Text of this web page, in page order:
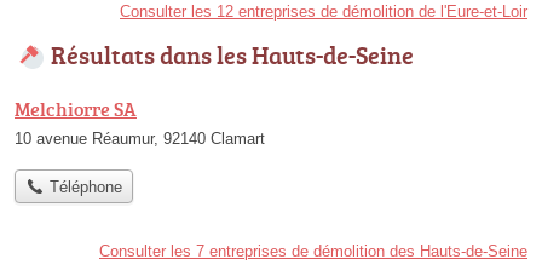
Consulter les 12 entreprises de démolition de l'Eure-et-Loir
Résultats dans les Hauts-de-Seine
Melchiorre SA
10 avenue Réaumur, 92140 Clamart
Téléphone
Consulter les 7 entreprises de démolition des Hauts-de-Seine